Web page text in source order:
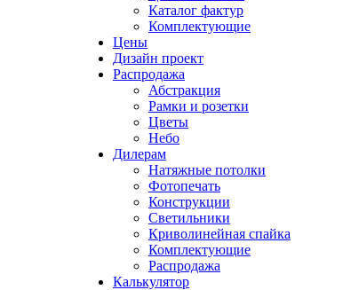
Каталог фактур
Комплектующие
Цены
Дизайн проект
Распродажа
Абстракция
Рамки и розетки
Цветы
Небо
Дилерам
Натяжные потолки
Фотопечать
Конструкции
Светильники
Криволинейная спайка
Комплектующие
Распродажа
Калькулятор